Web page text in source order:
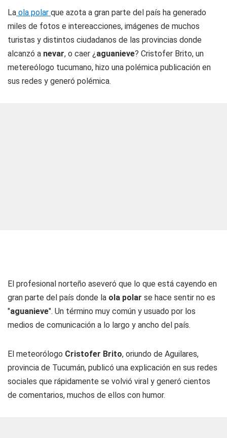
La ola polar que azota a gran parte del país ha generado
miles de fotos e intereacciones, imágenes de muchos
turistas y distintos ciudadanos de las provincias donde
alcanzó a nevar, o caer ¿ aguanieve? Cristofer Brito, un
metereólogo tucumano, hizo una polémica publicación en
sus redes y generó polémica.
El profesional norteño aseveró que lo que está cayendo en
gran parte del país donde la ola polar se hace sentir no es
"aguanieve". Un término muy común y usuado por los
medios de comunicación a lo largo y ancho del país.
El meteorólogo Cristofer Brito, oriundo de Aguilares,
provincia de Tucumán, publicó una explicación en sus redes
sociales que rápidamente se volvió viral y generó cientos
de comentarios, muchos de ellos con humor.